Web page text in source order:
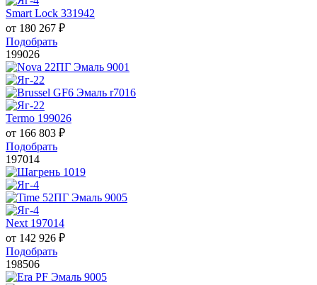
Smart Lock 331942
от 180 267 ₽
Подобрать
199026
Termo 199026
от 166 803 ₽
Подобрать
197014
Next 197014
от 142 926 ₽
Подобрать
198506